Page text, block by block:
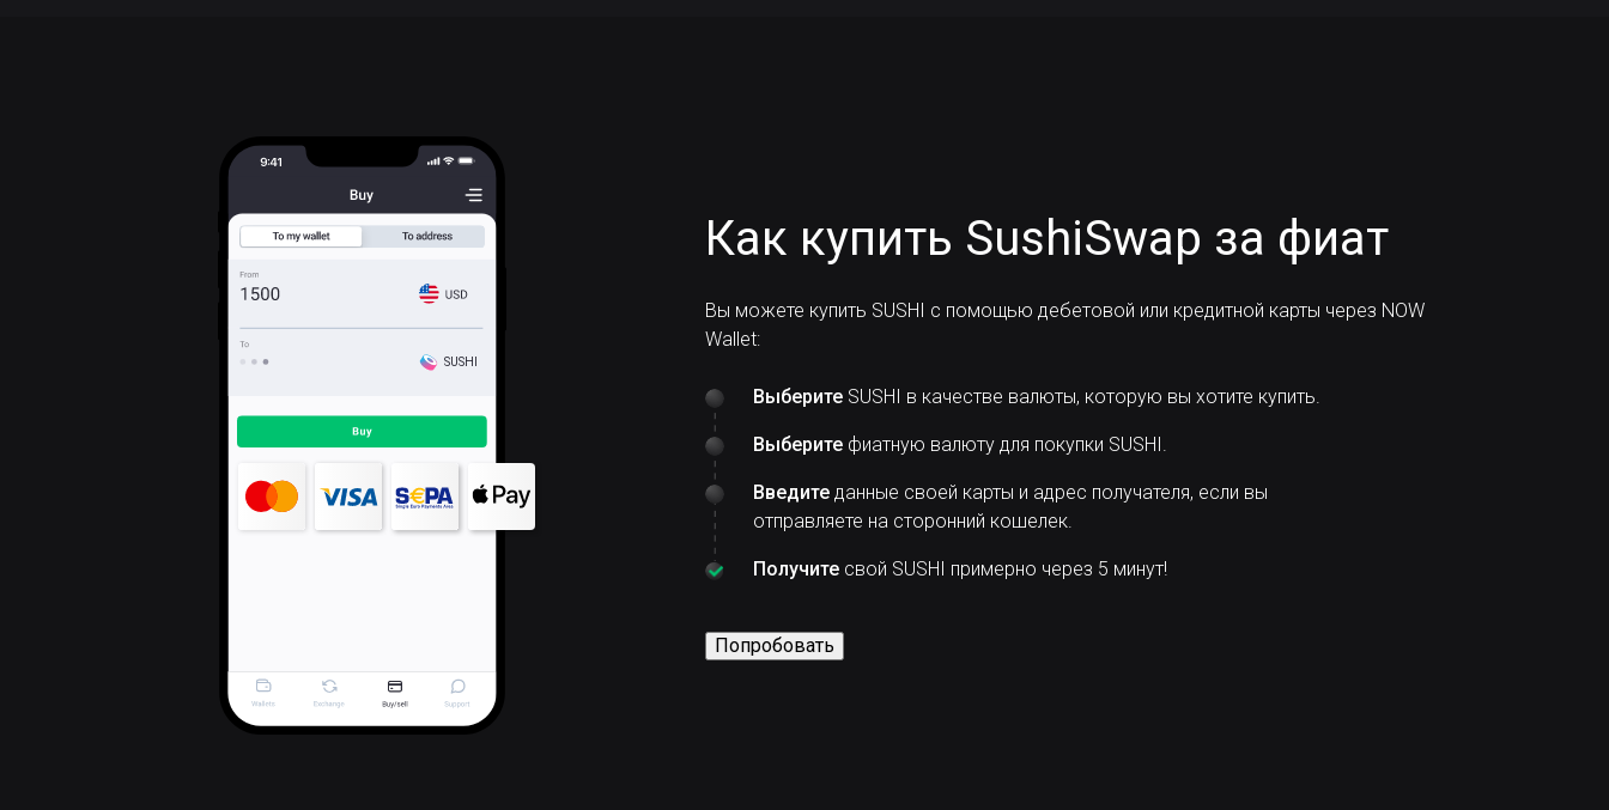
SUSHI
Как купить SushiSwap за фиат
Вы можете купить SUSHI с помощью дебетовой или кредитной карты через NOW
Wallet:
ВыберитеSUSHI в качестве валюты, которую вы хотите купить.
Выберитефиатную валюту для покупки SUSHI.
Введитеданные своей карты и адрес получателя, если вы
отправляете на сторонний кошелек.
Получитесвой SUSHI примерно через 5 минут!
Попробовать